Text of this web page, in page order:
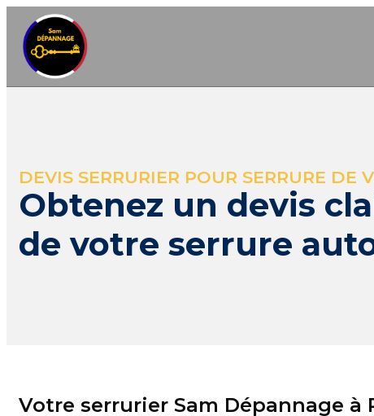
DEVIS SERRURIER POUR SERRURE
Obtenez un devis
de votre serrure
Votre serrurier Sam Dépannage à